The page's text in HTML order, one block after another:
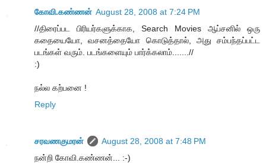
கோவி.கண்ணன் August 28, 2008 at 7:24 PM
//திரைப்பட பிரியர்களுக்காக, Search Movies ஆப்சனில் ஒரு
கதையையோ, வசனத்தையோ கொடுத்தால், அது சம்பந்தப்பட்ட
படங்கள் வரும். படங்களையும் பார்க்கலாம்.......//
:)
நல்ல கற்பனை !
Reply
சரவணகுமரன்
August 28, 2008 at 7:48 PM
நன்றி கோவி.கண்ணன்... :-)